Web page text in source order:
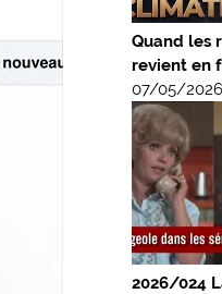
Quand les
revient en
07/05/2026
2026/024